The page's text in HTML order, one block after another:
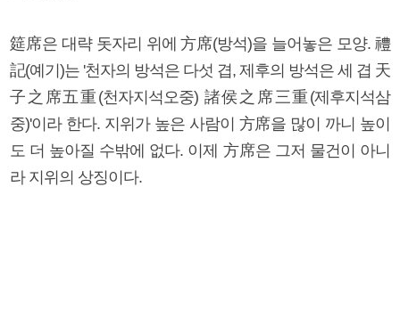
筵席은 대략 돗자리 위에 方席(방석)을 늘어놓은 모양. 禮
記(예기)는 '천자의 방석은 다섯 겹, 제후의 방석은 세 겹 天
子之席五重(천자지석오중) 諸侯之席三重(제후지석삼
중)'이라 한다. 지위가 높은 사람이 方席을 많이 까니 높이
도 더 높아질 수밖에 없다. 이제 方席은 그저 물건이 아니
라 지위의 상징이다.